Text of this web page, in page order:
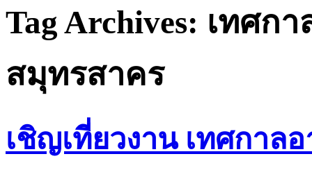
Tag Archives: เทศกา
สมุทรสาคร
เชิญเที่ยวงาน เทศกาล